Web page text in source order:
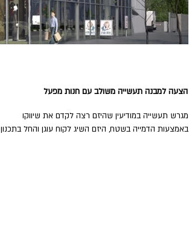
מגרש תעשייה במודיעין שהיזם רצה לקדם את שיווקו
באמצעות הדמייה בשטח, היזם השיג לקוח עוגן והחל בתכנון
הצעה למבנה תעשייה משולב עם חנות מפעל